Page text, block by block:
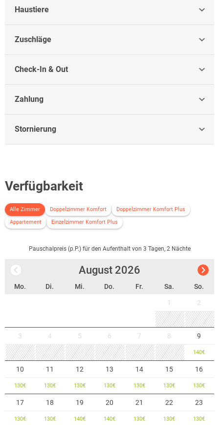
Haustiere
Zuschläge
Check-In & Out
Zahlung
Stornierung
Verfügbarkeit
Alle Zimmer Doppelzimmer Komfort
Doppelzimmer Komfort Plus
Appartement
Einzelzimmer Komfort Plus
Pauschalpreis (p.P.) für den Aufenthalt von 3 Tagen, 2 Nächte
August 2026
Mo. Di. Mi. Do. Fr. Sa. So.
1 2
3 4 5 6 7 8 9
140€
10
130€
11
130€
12
130€
13
130€
14
130€
15
130€
16
130€
17
130€
18
130€
19
140€
20
140€
21
130€
22
130€
23
130€